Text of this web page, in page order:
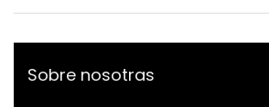
Sobre nosotras